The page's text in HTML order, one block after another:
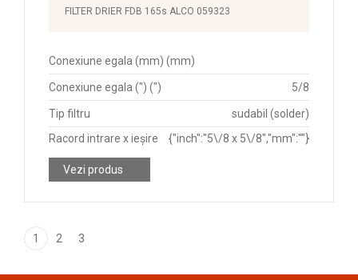
FILTER DRIER FDB 165s ALCO 059323
Conexiune egala (mm) (mm)
Conexiune egala (") (") 5/8
Tip filtru
sudabil (solder)
Racord intrare x ieșire
{"inch":"5\/8 x 5\/8","mm":""}
Vezi produs
1 2 3